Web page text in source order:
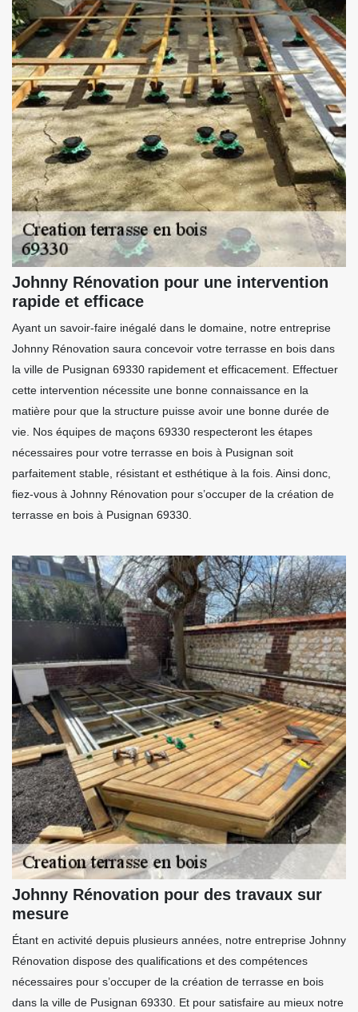
Johnny Rénovation pour une intervention
rapide et efficace
Ayant un savoir-faire inégalé dans le domaine, notre entreprise
Johnny Rénovation saura concevoir votre terrasse en bois dans
la ville de Pusignan 69330 rapidement et efficacement. Effectuer
cette intervention nécessite une bonne connaissance en la
matière pour que la structure puisse avoir une bonne durée de
vie. Nos équipes de maçons 69330 respecteront les étapes
nécessaires pour votre terrasse en bois à Pusignan soit
parfaitement stable, résistant et esthétique à la fois. Ainsi donc,
fiez-vous à Johnny Rénovation pour s’occuper de la création de
terrasse en bois à Pusignan 69330.
Johnny Rénovation pour des travaux sur
mesure
Étant en activité depuis plusieurs années, notre entreprise Johnny
Rénovation dispose des qualifications et des compétences
nécessaires pour s’occuper de la création de terrasse en bois
dans la ville de Pusignan 69330. Et pour satisfaire au mieux notre